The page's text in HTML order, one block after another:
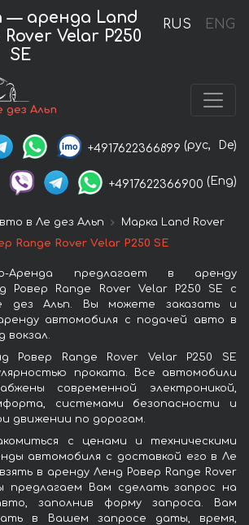
RUS ENG
— аренда Land
Rover Velar P250
SE
дез Альп
+4917622366899 (рус, De)
+4917622366900 (Eng)
в Ле дез Альп
Марка Land Rover
Range Rover Velar P250 SE
Аренда предлагает в аренду
Ровер Range Rover Velar P250 SE с
дез Альп. Вы можете заказать и
автомобиля с подачей авто в
вокзал.
Ровер Range Rover Velar P250 SE
проката. Все автомобили
современной электроникой,
системами безопасности и
движении по дорогам.
с ценами и техническими
автомобиля с доставкой его в Ле
в аренду Ленд Ровер Range Rover
предлагаем Вам сделать запрос на
заполнив форму запроса. Вам
в Вашем запросе даты, время,